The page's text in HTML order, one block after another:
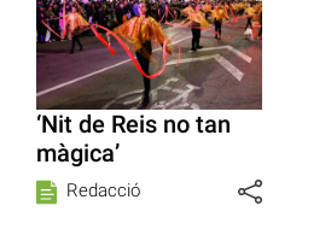
‘Nit de Reis no tan
màgica’
Redacció